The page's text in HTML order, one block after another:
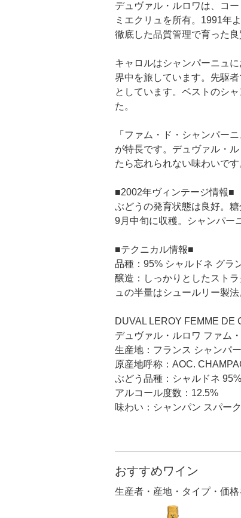
デュヴァル・ルロワは、コ
ミエクリュを所有。1991年
徹底した品質管理で育った
キャロルはシャンパーニュ
界中を旅しています。先駆
としています。ベストのシ
た。
「ファム・ド・シャンパー
が特長です。デュヴァル・
たら忘れられない味わいです
■2002年ヴィンテージ情報■
ぶどうの発育状態は良好。
9月中旬に収穫。シャンパー
■テクニカル情報■
品種：95% シャルドネ グラ
醸造：しっかりとしたスト
ュの半量はシュールリー製法
DUVAL LEROY FEMME DE
デュヴァル・ルロワ ファム
生産地：フランス シャンパー
原産地呼称：AOC.
ぶどう品種：シャルドネ
アルコール度数：12.5%
味わい：シャンパン スパー
おすすめワイン
生産者・産地・タイプ・価